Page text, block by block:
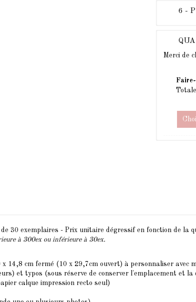
6 -
Merci de
30 exemplaires - Prix unitaire dégressif en fonction de la
à 300ex ou inférieure à 30ex.
14,8 cm fermé (10 x 29,7cm ouvert) à personnaliser avec
et typos (sous réserve de conserver l'emplacement et la
calque impression recto seul)